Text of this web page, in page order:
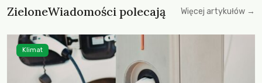
ZieloneWiadomości polecają Więcej artykułów →
Klimat